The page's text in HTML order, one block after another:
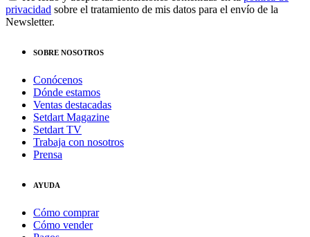
privacidad sobre el tratamiento de mis datos para el envío de la
Newsletter.
SOBRE NOSOTROS
Conócenos
Dónde estamos
Ventas destacadas
Setdart Magazine
Setdart TV
Trabaja con nosotros
Prensa
AYUDA
Cómo comprar
Cómo vender